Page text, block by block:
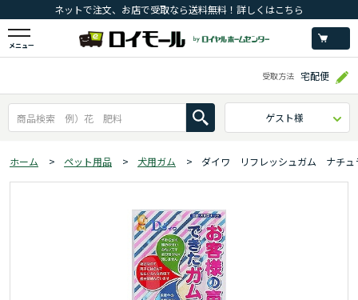
ネットで注文、お店で受取なら送料無料！詳しくはこちら
メニュー
受取方法 宅配便
ゲスト様
ホーム > ペット用品 > 犬用ガム > ダイワ リフレッシュガム ナチ